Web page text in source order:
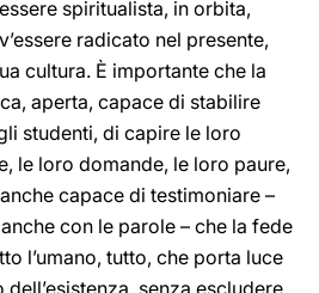
spiritualista, in orbita,
radicato nel presente,
cultura. È importante che la
aperta, capace di stabilire
studenti, di capire le loro
le loro domande, le loro paure,
capace di testimoniare –
con le parole – che la fede
l’umano, tutto, che porta luce
senza escludere